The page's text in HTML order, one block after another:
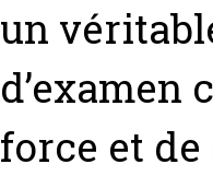
un
force et